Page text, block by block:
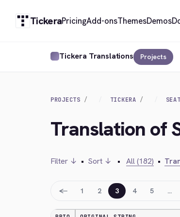
TickeraPricingAdd-onsThemesDemos
Tickera Translations Projects
PROJECTS TICKERA
Translation of
Filter ↓ • Sort ↓ • All (182) •
← 1 2 3 4 5 …